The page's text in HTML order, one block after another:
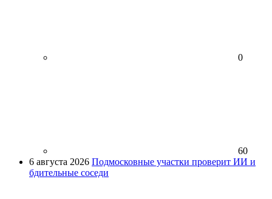
0
60
6 августа 2026 Подмосковные участки проверит ИИ и
бдительные соседи